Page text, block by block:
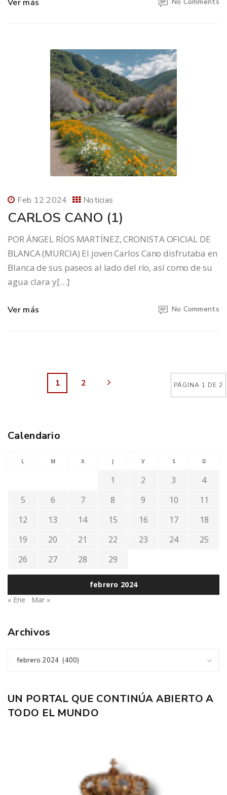
Ver más
Feb 12 2024 Noticias
CARLOS CANO (1)
POR ÁNGEL RÍOS MARTÍNEZ, CRONISTA OFICIAL DE
BLANCA (MURCIA) El joven Carlos Cano disfrutaba en
Blanca de sus paseos al lado del río, así como de su
agua clara y[…]
Ver más No Comments
PÁGINA 1 DE 2
1 2
Calendario
febrero 2024
L M X J V S D
1 2 3
4
5
6 7 8 9 10
11
12
13 14 15 16 17
18
19
20 21 22 23 24
25
26
27 28 29
« Ene Mar »
Archivos
febrero 2024 (400)
UN PORTAL QUE CONTINÚA ABIERTO A
TODO EL MUNDO